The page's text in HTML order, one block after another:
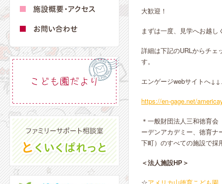
大歓迎！
まずは一度、見学へお越し
詳細は下記のURLからチェ
す。
エンゲージwebサイトへ
https://en-gage.net/
＊一般財団法人三和徳育
ーデンアカデミー、徳育
下町）のすべての施設で採
＜法人施設HP＞